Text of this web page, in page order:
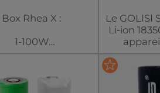
Box Rhea X :
1-100W
rapide 2A
avec un accu
(non inclus)
Le GOLISI
Li-ion